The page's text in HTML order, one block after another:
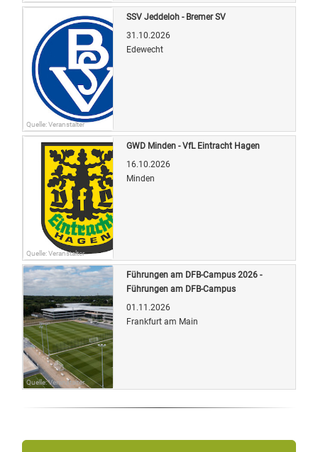
Quelle: Veranstalter
SSV Jeddeloh - Bremer SV
31.10.2026
Edewecht
Quelle: Veranstalter
GWD Minden - VfL Eintracht Hagen
16.10.2026
Minden
Quelle: Veranstalter
Führungen am DFB-Campus 2026 -
Führungen am DFB-Campus
01.11.2026
Frankfurt am Main